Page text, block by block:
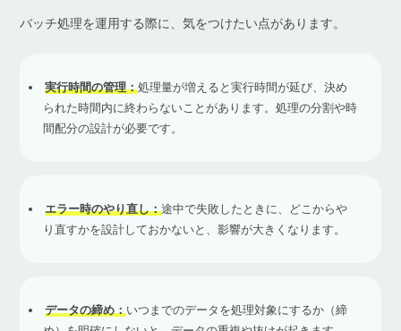
バッチ処理を運用する際に、気をつけたい点があります。
実行時間の管理：処理量が増えると実行時間が延び、決め
られた時間内に終わらないことがあります。処理の分割や時
間配分の設計が必要です。
エラー時のやり直し：途中で失敗したときに、どこからや
り直すかを設計しておかないと、影響が大きくなります。
データの締め：いつまでのデータを処理対象にするか（締